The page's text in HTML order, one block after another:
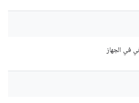
في الجهاز